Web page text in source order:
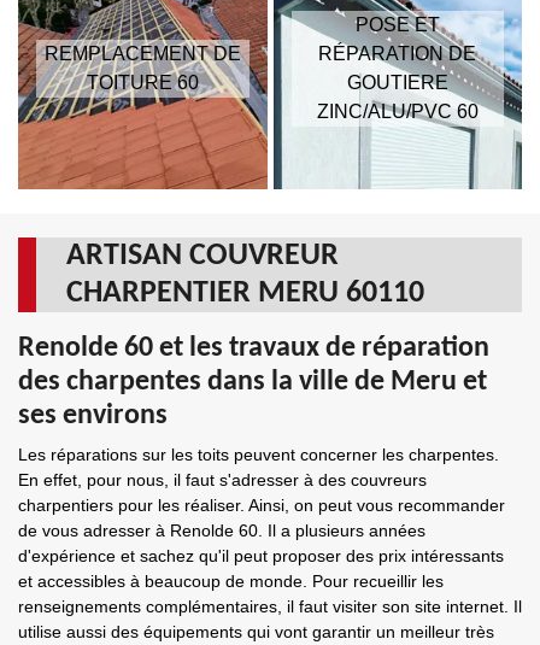
REMPLACEMENT DE
TOITURE 60
POSE ET
RÉPARATION DE
GOUTIERE
ZINC/ALU/PVC 60
ARTISAN COUVREUR
CHARPENTIER MERU 60110
Renolde 60 et les travaux de réparation
des charpentes dans la ville de Meru et
ses environs
Les réparations sur les toits peuvent concerner les charpentes.
En effet, pour nous, il faut s'adresser à des couvreurs
charpentiers pour les réaliser. Ainsi, on peut vous recommander
de vous adresser à Renolde 60. Il a plusieurs années
d'expérience et sachez qu'il peut proposer des prix intéressants
et accessibles à beaucoup de monde. Pour recueillir les
renseignements complémentaires, il faut visiter son site internet. Il
utilise aussi des équipements qui vont garantir un meilleur très